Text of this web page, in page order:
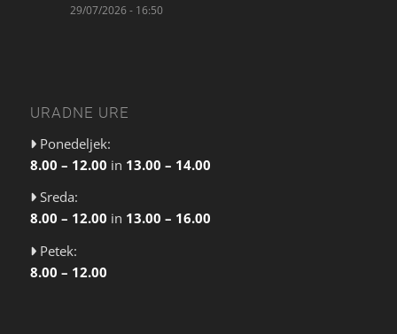
29/07/2026 - 16:50
URADNE URE
Ponedeljek:
8.00 – 12.00 in 13.00 – 14.00
Sreda:
8.00 – 12.00 in 13.00 – 16.00
Petek:
8.00 – 12.00